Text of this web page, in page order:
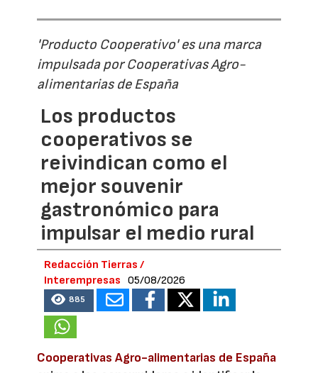
'Producto Cooperativo' es una marca
impulsada por Cooperativas Agro-
alimentarias de España
Los productos
cooperativos se
reivindican como el
mejor souvenir
gastronómico para
impulsar el medio rural
Redacción Tierras /
Interempresas
05/08/2026
885
Cooperativas Agro-alimentarias de España